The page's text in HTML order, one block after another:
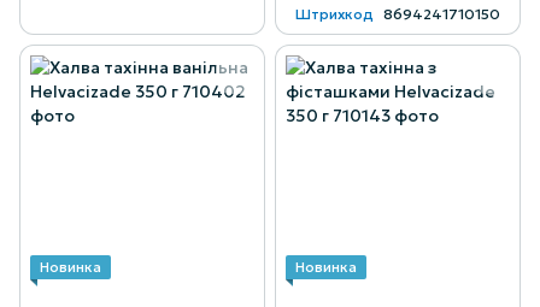
Штрихкод 8694241710150
Новинка Новинка